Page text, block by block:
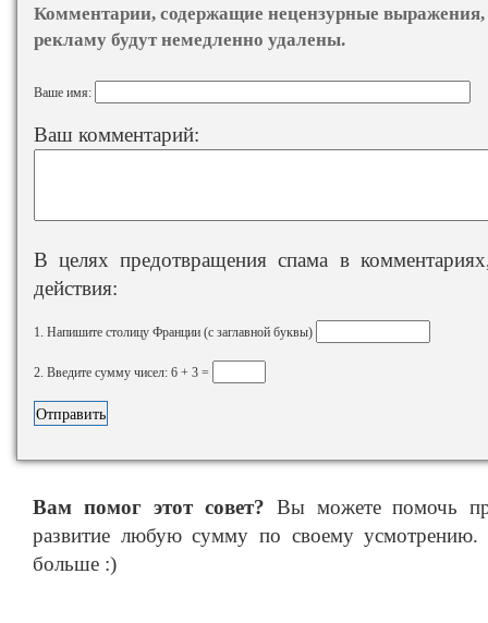
Комментарии, содержащие нецензурные
рекламу будут немедленно удалены.
Ваше имя:
Ваш комментарий:
В целях предотвращения спама в
действия:
1. Напишите столицу Франции (с заглавной буквы)
2. Введите сумму чисел: 6 + 3 =
Вам помог этот совет? Вы можете помочь
развитие любую сумму по своему
больше :)